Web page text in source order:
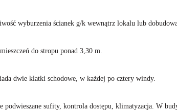
wyburzenia ścianek g/k wewnątrz lokalu lub
do stropu ponad 3,30 m.
dwie klatki schodowe, w każdej po cztery windy.
podwieszane sufity, kontrola dostępu, klimatyzacja. W